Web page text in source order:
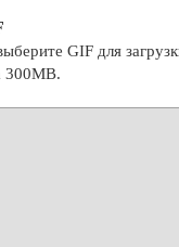
GIF для
300MB.